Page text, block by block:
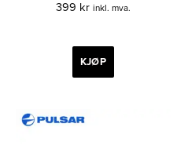
399 kr inkl. mva.
KJØP